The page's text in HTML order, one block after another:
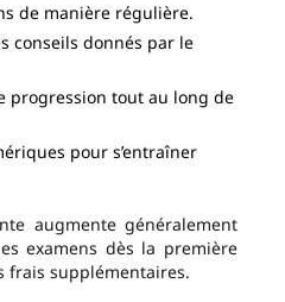
de manière régulière.
conseils donnés par le
progression tout au long de
pour s’entraîner
augmente généralement
examens dès la première
frais supplémentaires.